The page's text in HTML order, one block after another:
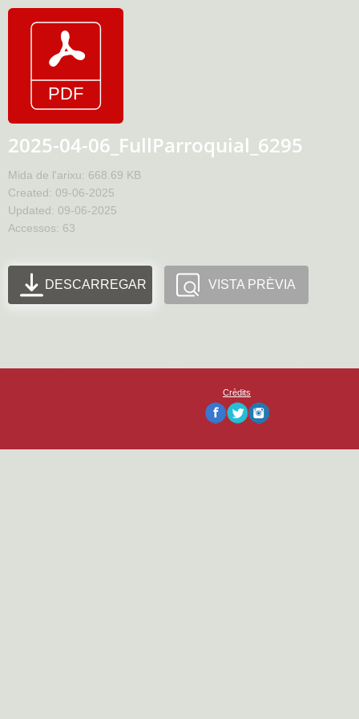
2025-04-06_FullParroquial_6295
Mida de l'arixu: 668.69 KB
Created: 09-06-2025
Updated: 09-06-2025
Accessos: 63
DESCARREGAR VISTA PRÈVIA
Crèdits